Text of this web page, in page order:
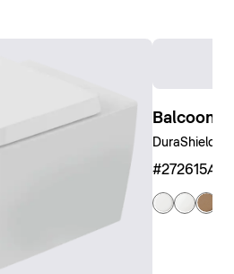
Balcoon
DuraShield,